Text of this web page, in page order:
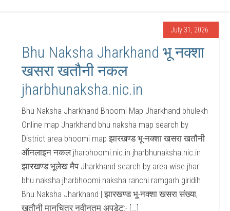
July 31, 2026
Bhu Naksha Jharkhand भू नक्शा
खसरा खतौनी नकल
jharbhunaksha.nic.in
Bhu Naksha Jharkhand Bhoomi Map Jharkhand bhulekh
Online map Jharkhand bhu naksha map search by
District area bhoomi map झारखण्ड भू-नक्शा खसरा खतौनी
ऑनलाइन नकल jharbhoomi.nic.in jharbhunaksha.nic.in
झारखण्ड भूलेख मैप Jharkhand search by area wise jhar
bhu naksha jharbhoomi naksha ranchi ramgarh giridih
Bhu Naksha Jharkhand | झारखण्ड भू-नक्शा खसरा संख्या,
खतौनी मानचित्र नवीनतम अपडेट:- […]